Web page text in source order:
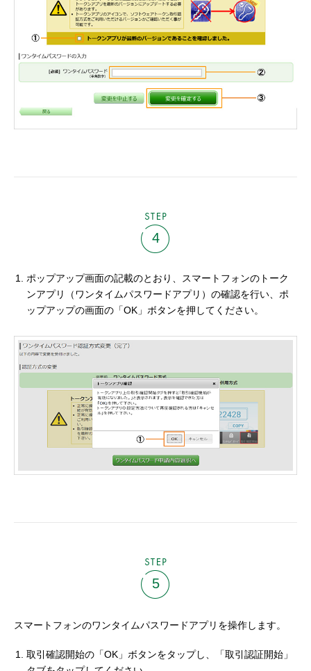
4
ポップアップ画面の記載のとおり、スマートフォンのトーク
ンアプリ（ワンタイムパスワードアプリ）の確認を行い、ポ
ップアップの画面の「OK」ボタンを押してください。
5
スマートフォンのワンタイムパスワードアプリを操作します。
取引確認開始の「OK」ボタンをタップし、「取引認証開始」